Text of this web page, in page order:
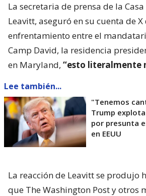
La secretaria de prensa de la
Leavitt, aseguró en su cuenta de
enfrentamiento entre el
Camp David, la residencia
en Maryland, “esto literalmente
Lee también...
"Tenemos
Trump
por presunta
en EEUU
La reacción de Leavitt se produjo
que The Washington Post y otros